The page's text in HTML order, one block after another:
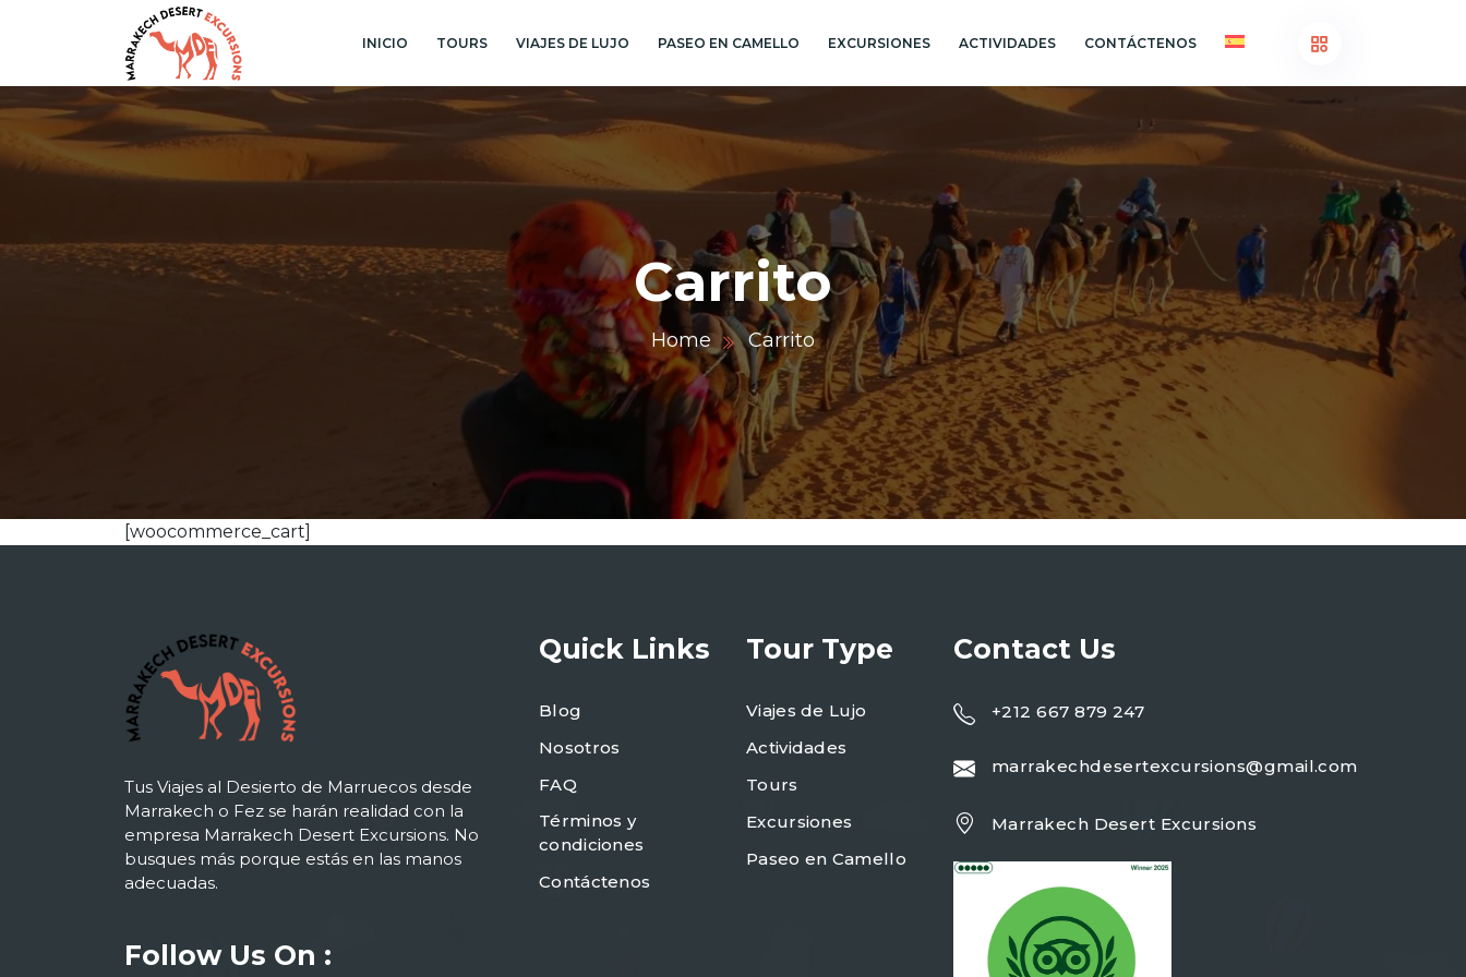
INICIO TOURS VIAJES DE LUJO PASEO EN CAMELLO EXCURSIONES ACTIVIDADES CONTÁCTENOS
Carrito
Home Carrito
[woocommerce_cart]
Tus Viajes al Desierto de Marruecos desde
Marrakech o Fez se harán realidad con la
empresa Marrakech Desert Excursions. No
busques más porque estás en las manos
adecuadas.
Follow Us On :
Quick Links
Blog
Nosotros
FAQ
Términos y
condiciones
Contáctenos
Tour Type
Viajes de Lujo
Actividades
Tours
Excursiones
Paseo en Camello
Contact Us
+212 667 879 247
marrakechdesertexcursions@gmail.com
Marrakech Desert Excursions